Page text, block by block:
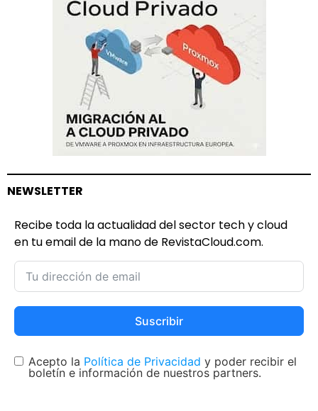
NEWSLETTER
Recibe toda la actualidad del sector tech y cloud
en tu email de la mano de RevistaCloud.com.
Suscribir
Acepto la Política de Privacidad y poder recibir el
boletín e información de nuestros partners.